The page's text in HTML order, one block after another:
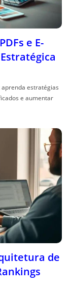
e E-
estratégias
e aumentar
de